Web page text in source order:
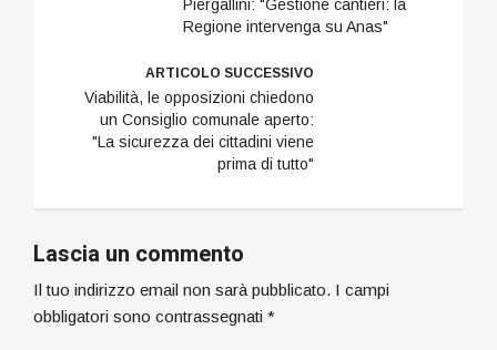
Piergallini: "Gestione cantieri: la
Regione intervenga su Anas"
ARTICOLO SUCCESSIVO
Viabilità, le opposizioni chiedono
un Consiglio comunale aperto:
"La sicurezza dei cittadini viene
prima di tutto"
Lascia un commento
Il tuo indirizzo email non sarà pubblicato. I campi
obbligatori sono contrassegnati *